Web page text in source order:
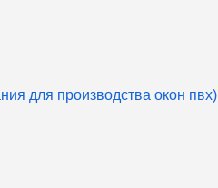
для производства окон пвх)